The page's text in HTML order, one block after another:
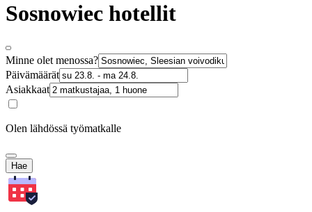
Sosnowiec hotellit
Minne olet menossa?
Päivämäärät
Asiakkaat
Olen lähdössä työmatkalle
Hae